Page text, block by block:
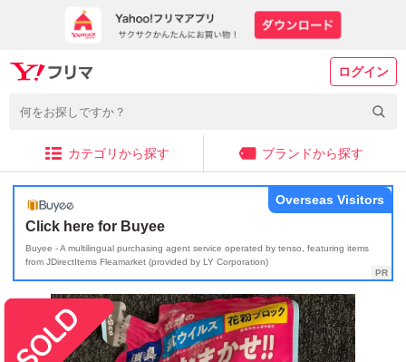
ログイン
カテゴリから探す ブランドから探す
Click here for Buyee
Buyee - A multilingual purchasing agent service operated by tenso, featuring items
from JDirectItems Fleamarket (provided by LY Corporation)
Overseas Visitors